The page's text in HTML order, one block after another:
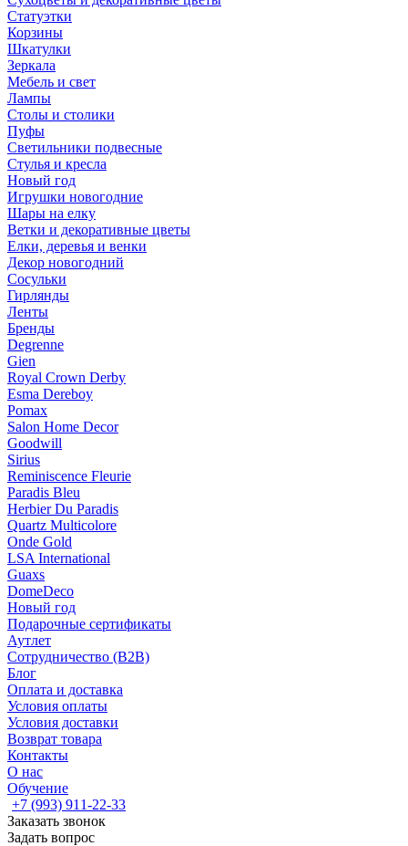
Статуэтки
Корзины
Шкатулки
Зеркала
Мебель и свет
Лампы
Столы и столики
Пуфы
Светильники подвесные
Стулья и кресла
Новый год
Игрушки новогодние
Шары на елку
Ветки и декоративные цветы
Елки, деревья и венки
Декор новогодний
Сосульки
Гирлянды
Ленты
Бренды
Degrenne
Gien
Royal Crown Derby
Esma Dereboy
Pomax
Salon Home Decor
Goodwill
Sirius
Reminiscence Fleurie
Paradis Bleu
Herbier Du Paradis
Quartz Multicolore
Onde Gold
LSA International
Guaxs
DomeDeco
Новый год
Подарочные сертификаты
Аутлет
Сотрудничество (B2B)
Блог
Оплата и доставка
Условия оплаты
Условия доставки
Возврат товара
Контакты
О нас
Обучение
+7 (993) 911-22-33
Заказать звонок
Задать вопрос